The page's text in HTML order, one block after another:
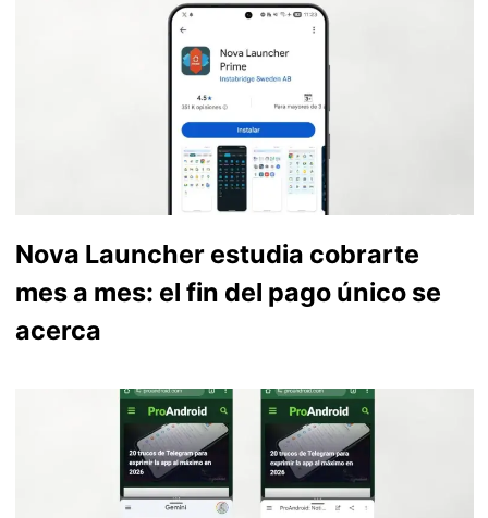
Nova Launcher estudia cobrarte
mes a mes: el fin del pago único se
acerca